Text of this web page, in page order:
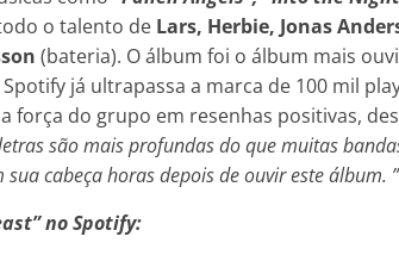
o talento de Lars, Herbie, Jonas
(bateria). O álbum foi o álbum mais
já ultrapassa a marca de 100 mil
força do grupo em resenhas positivas,
são mais profundas do que muitas
cabeça horas depois de ouvir este álbum. ”
no Spotify: